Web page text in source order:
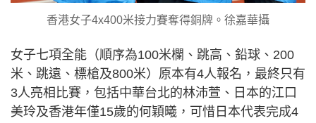
香港女子4x400米接力賽奪得銅牌。徐嘉華攝
女子七項全能（順序為100米欄、跳高、鉛球、200
米、跳遠、標槍及800米）原本有4人報名，最終只有
3人亮相比賽，包括中華台北的林沛萱、日本的江口
美玲及香港年僅15歲的何穎曦，可惜日本代表完成4